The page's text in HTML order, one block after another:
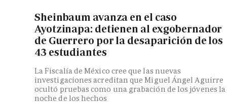
Sheinbaum avanza en el caso
Ayotzinapa: detienen al exgobernador
de Guerrero por la desaparición de los
43 estudiantes
La Fiscalía de México cree que las nuevas
investigaciones acreditan que Miguel Ángel Aguirre
ocultó pruebas como una grabación de los jóvenes la
noche de los hechos